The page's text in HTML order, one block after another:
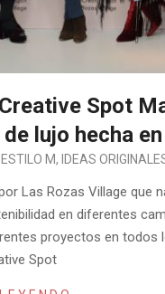
Spot
lujo hecha
ESTILO M, IDEAS
Las Rozas Village que
en diferentes
proyectos en todos
Spot